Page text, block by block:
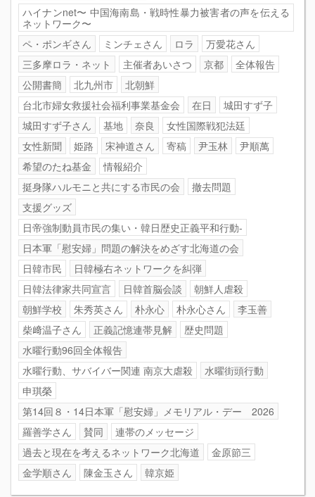
ハイナンnet〜 中国海南島・戦時性暴力被害者の声を伝える
ネットワーク〜
ペ・ポンギさん
ミンチェさん ロラ
万愛花さん
三多摩ロラ・ネット
主催者あいさつ 京都
全体報告
公開書簡
北九州市
北朝鮮
台北市婦女救援社会福利事業基金会
在日
城田すず子
城田すず子さん
基地 奈良
女性国際戦犯法廷
女性新聞
姫路 宋神道さん 寄稿 尹玉林
尹順萬
希望のたね基金
情報紹介
挺身隊ハルモニと共にする市民の会
撤去問題
支援グッズ
日帝強制動員市民の集い・韓日歴史正義平和行動-
日本軍「慰安婦」問題の解決をめざす北海道の会
日韓市民
日韓極右ネットワークを糾弾
日韓法律家共同宣言
日韓首脳会談
朝鮮人虐殺
朝鮮学校
朱秀英さん 朴永心 朴永心さん
李玉善
柴﨑温子さん
正義記憶連帯見解
歴史問題
水曜行動96回全体報告
水曜行動、サバイバー関連 南京大虐殺
水曜街頭行動
申琪榮
第14回８・14日本軍「慰安婦」メモリアル・デー 2026
羅善学さん
賛同
連帯のメッセージ
過去と現在を考えるネットワーク北海道
金原節三
金学順さん
陳金玉さん 韓京姫